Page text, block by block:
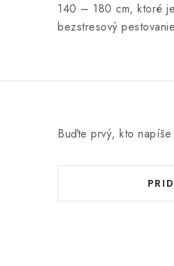
140 – 180 cm, ktoré
bezstresový
Buďte prvý, kto